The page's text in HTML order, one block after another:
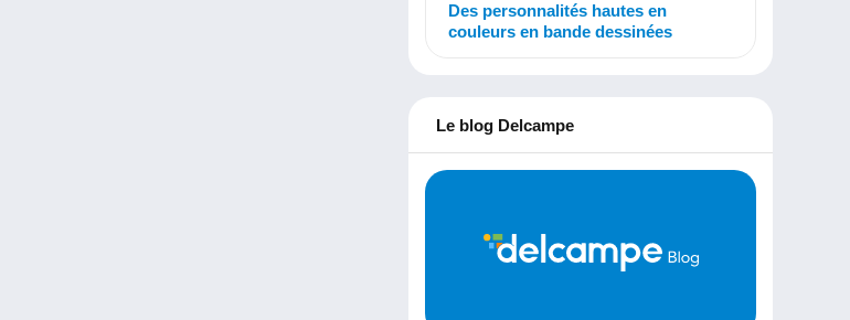
Des personnalités hautes en
couleurs en bande dessinées
Le blog Delcampe